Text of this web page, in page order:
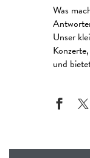
Was
Unser
und